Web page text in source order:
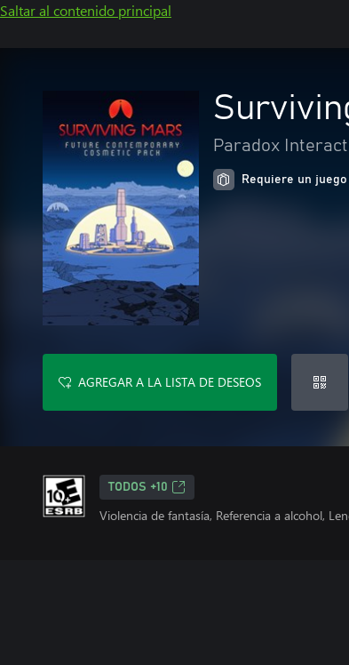
Saltar al contenido principal
Paradox
Requiere un juego
AGREGAR A LA LISTA DE DESEOS
TODOS +10
Violencia de fantasía, Referencia a alcohol,